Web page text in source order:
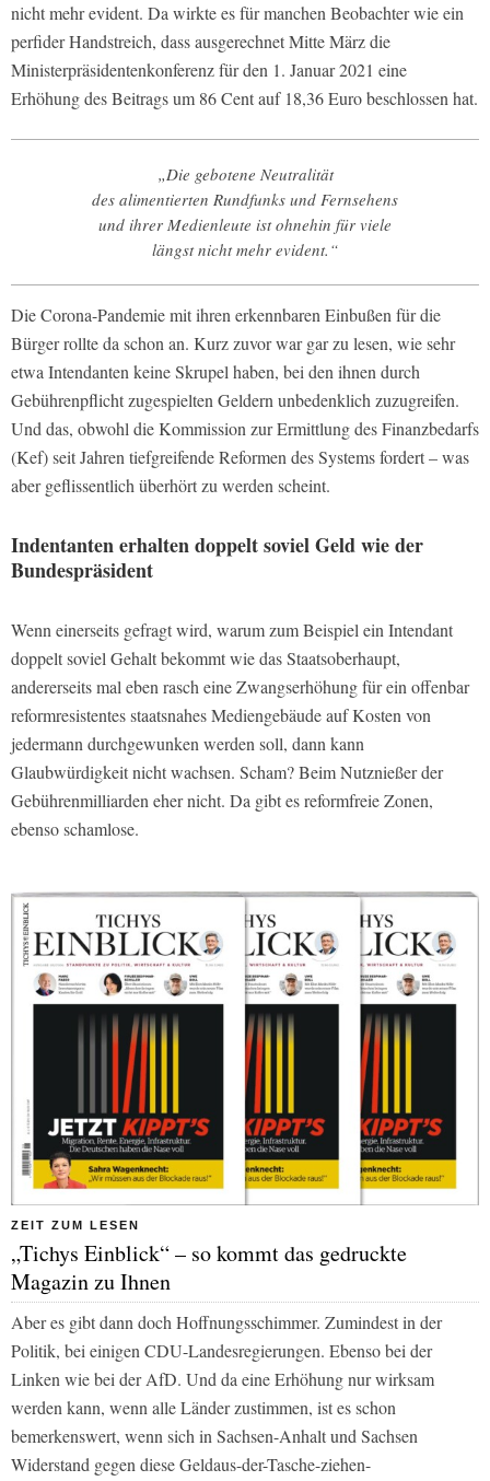
nicht mehr evident. Da wirkte es für manchen Beobachter wie ein
perfider Handstreich, dass ausgerechnet Mitte März die
Ministerpräsidentenkonferenz für den 1. Januar 2021 eine
Erhöhung des Beitrags um 86 Cent auf 18,36 Euro beschlossen hat.
„Die gebotene Neutralität
des alimentierten Rundfunks und Fernsehens
und ihrer Medienleute ist ohnehin für viele
längst nicht mehr evident.“
Die Corona-Pandemie mit ihren erkennbaren Einbußen für die
Bürger rollte da schon an. Kurz zuvor war gar zu lesen, wie sehr
etwa Intendanten keine Skrupel haben, bei den ihnen durch
Gebührenpflicht zugespielten Geldern unbedenklich zuzugreifen.
Und das, obwohl die Kommission zur Ermittlung des Finanzbedarfs
(Kef) seit Jahren tiefgreifende Reformen des Systems fordert – was
aber geflissentlich überhört zu werden scheint.
Indentanten erhalten doppelt soviel Geld wie der
Bundespräsident
Wenn einerseits gefragt wird, warum zum Beispiel ein Intendant
doppelt soviel Gehalt bekommt wie das Staatsoberhaupt,
andererseits mal eben rasch eine Zwangserhöhung für ein offenbar
reformresistentes staatsnahes Mediengebäude auf Kosten von
jedermann durchgewunken werden soll, dann kann
Glaubwürdigkeit nicht wachsen. Scham? Beim Nutznießer der
Gebührenmilliarden eher nicht. Da gibt es reformfreie Zonen,
ebenso schamlose.
ZEIT ZUM LESEN
„Tichys Einblick“ – so kommt das gedruckte
Magazin zu Ihnen
Aber es gibt dann doch Hoffnungsschimmer. Zumindest in der
Politik, bei einigen CDU-Landesregierungen. Ebenso bei der
Linken wie bei der AfD. Und da eine Erhöhung nur wirksam
werden kann, wenn alle Länder zustimmen, ist es schon
bemerkenswert, wenn sich in Sachsen-Anhalt und Sachsen
Widerstand gegen diese Geldaus-der-Tasche-ziehen-